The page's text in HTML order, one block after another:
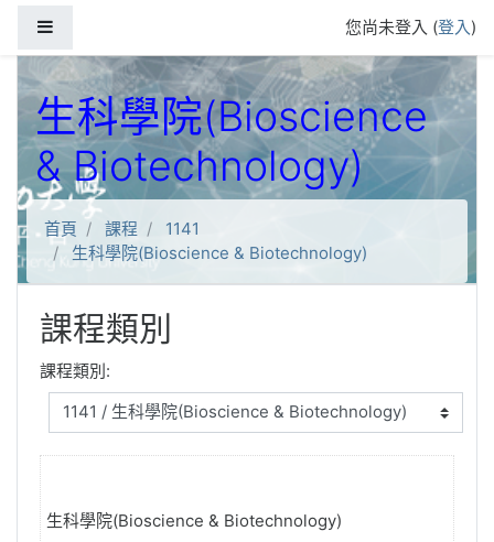
您尚未登入 (登入)
生科學院(Bioscience
& Biotechnology)
首頁 課程
1141
生科學院(Bioscience & Biotechnology)
課程類別
課程類別:
生科學院(Bioscience & Biotechnology)